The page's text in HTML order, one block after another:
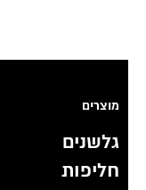
מוצרים
גלשנים
חליפות